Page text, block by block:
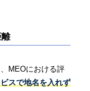
MEOにおける評
スで地名を入れず